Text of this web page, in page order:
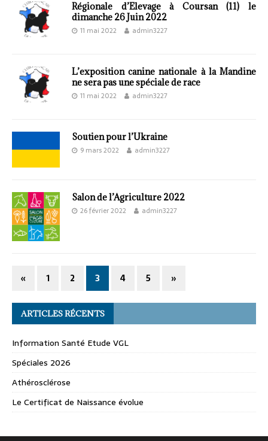
Régionale d’Elevage à Coursan (11) le
dimanche 26 Juin 2022
11 mai 2022 admin3227
L’exposition canine nationale à la Mandine
ne sera pas une spéciale de race
11 mai 2022 admin3227
Soutien pour l’Ukraine
9 mars 2022 admin3227
Salon de l’Agriculture 2022
26 février 2022 admin3227
« 1 2 3 4 5 »
ARTICLES RÉCENTS
Information Santé Etude VGL
Spéciales 2026
Athérosclérose
Le Certificat de Naissance évolue